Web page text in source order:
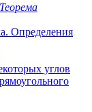
Определения
углов